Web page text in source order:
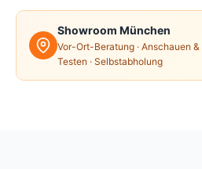
Showroom München
Vor-Ort-Beratung · Anschauen &
Testen · Selbstabholung